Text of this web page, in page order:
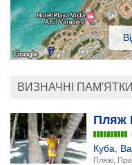
ВИЗНАЧНІ ПАМ'ЯТКИ
Пляж
Куба
Пляжі,